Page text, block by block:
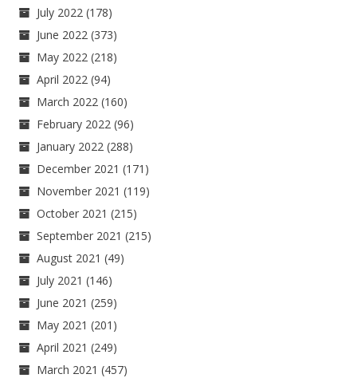
July 2022 (178)
June 2022 (373)
May 2022 (218)
April 2022 (94)
March 2022 (160)
February 2022 (96)
January 2022 (288)
December 2021 (171)
November 2021 (119)
October 2021 (215)
September 2021 (215)
August 2021 (49)
July 2021 (146)
June 2021 (259)
May 2021 (201)
April 2021 (249)
March 2021 (457)